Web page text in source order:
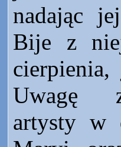
nadając
Bije z
cierpienia,
Uwagę
artysty w